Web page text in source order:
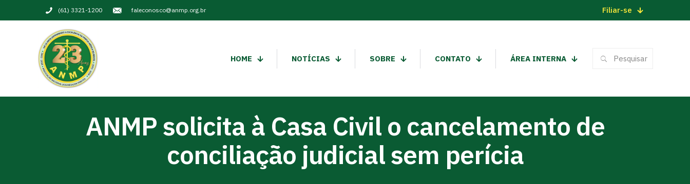
(61) 3321-1200 faleconosco@anmp.org.br Filiar-se
HOME NOTÍCIAS SOBRE CONTATO ÁREA INTERNA
ANMP solicita à Casa Civil o cancelamento de
conciliação judicial sem perícia